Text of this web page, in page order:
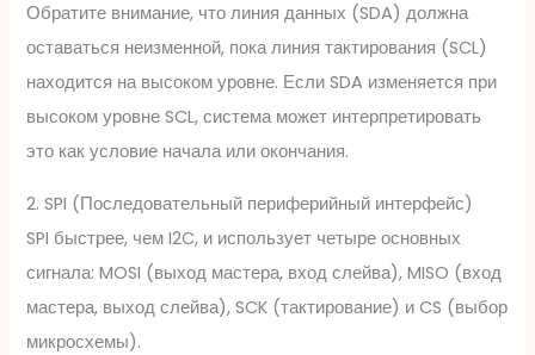
Обратите внимание, что линия данных (SDA) должна
оставаться неизменной, пока линия тактирования (SCL)
находится на высоком уровне. Если SDA изменяется при
высоком уровне SCL, система может интерпретировать
это как условие начала или окончания.
2. SPI (Последовательный периферийный интерфейс)
SPI быстрее, чем I2C, и использует четыре основных
сигнала: MOSI (выход мастера, вход слейва), MISO (вход
мастера, выход слейва), SCK (тактирование) и CS (выбор
микросхемы).